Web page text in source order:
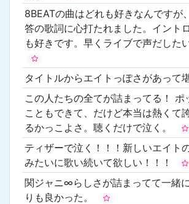
8BEATの曲はどれも好きなんですが
答の歌詞に心打たれました。イント
も好きです。早くライブで声だした
タイトルからエイトっぽさがあって
この人たちの全てが詰まってる！ ポ
こともできて、だけど本当は熱くて
るかっこよさ。聴くだけで泣く。
ティザーで泣く！！！新しいエイト
みたいに歌い続いて欲しい！！！
関ジャニ∞らしさが詰まってて一緒
りも良かった。